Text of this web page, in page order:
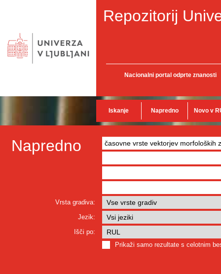
Repozitorij
Nacionalni portal odprte znanosti
Iskanje Napredno Novo v
Napredno
Vrsta gradiva:
Jezik:
Išči po:
Prikaži samo rezultate s celotnim